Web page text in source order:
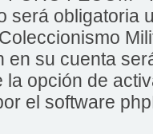
será obligatoria
en su cuenta
la opción de
el software